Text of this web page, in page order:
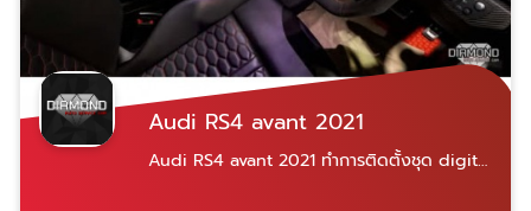
Audi RS4 avant 2021
Audi RS4 avant 2021 ทำการติดตั้งชุด digital